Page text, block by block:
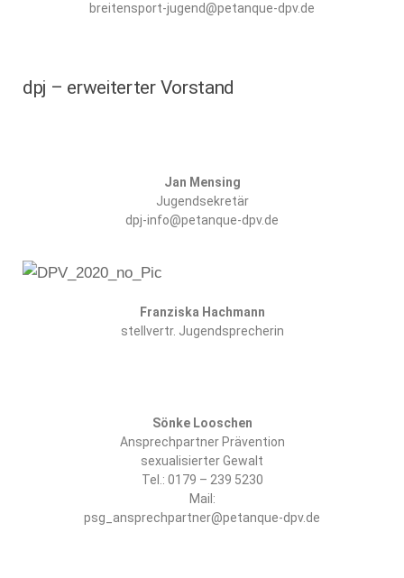
breitensport-jugend@petanque-dpv.de
dpj – erweiterter Vorstand
Jan Mensing
Jugendsekretär
dpj-info@petanque-dpv.de
Franziska Hachmann
stellvertr. Jugendsprecherin
Sönke Looschen
Ansprechpartner Prävention
sexualisierter Gewalt
Tel.: 0179 – 239 5230
Mail:
psg_ansprechpartner@petanque-dpv.de